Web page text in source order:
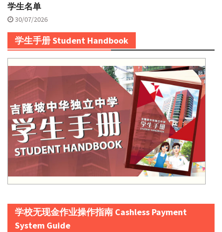
学生名单
30/07/2026
学生手册 Student Handbook
学校无现金作业操作指南 Cashless Payment
System Guide